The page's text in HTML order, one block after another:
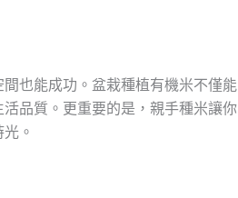
也能成功。盆栽種植有機米不僅能
品質。更重要的是，親手種米讓你
。